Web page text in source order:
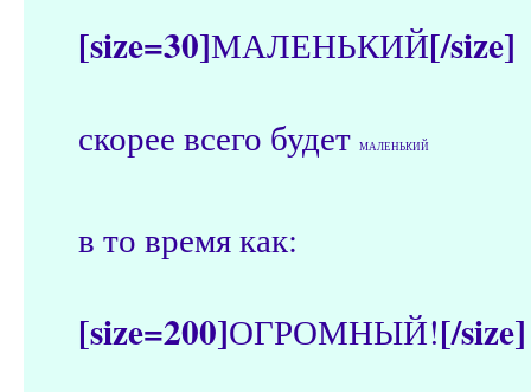
[size=30]МАЛЕНЬКИЙ[/size]
скорее всего будет МАЛЕНЬКИЙ
в то время как:
[size=200]ОГРОМНЫЙ![/size]